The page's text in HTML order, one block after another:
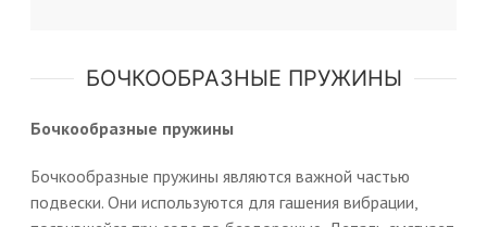
БОЧКООБРАЗНЫЕ ПРУЖИНЫ
Бочкообразные пружины
Бочкообразные пружины являются важной частью
подвески. Они используются для гашения вибрации,